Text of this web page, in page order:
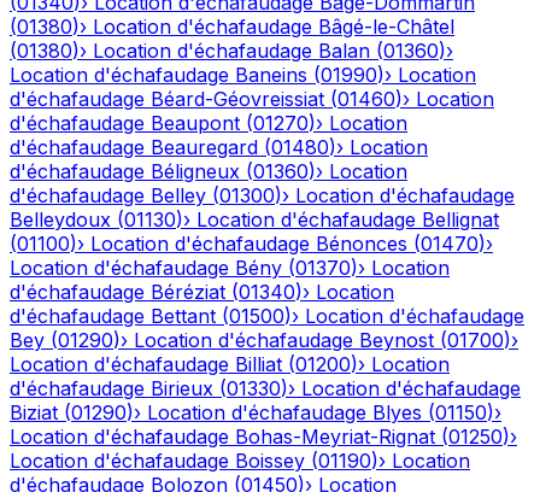
(01380)› Location d'échafaudage Bâgé-le-Châtel
(01380)› Location d'échafaudage Balan (01360)›
Location d'échafaudage Baneins (01990)› Location
d'échafaudage Béard-Géovreissiat (01460)› Location
d'échafaudage Beaupont (01270)› Location
d'échafaudage Beauregard (01480)› Location
d'échafaudage Béligneux (01360)› Location
d'échafaudage Belley (01300)› Location d'échafaudage
Belleydoux (01130)› Location d'échafaudage Bellignat
(01100)› Location d'échafaudage Bénonces (01470)›
Location d'échafaudage Bény (01370)› Location
d'échafaudage Béréziat (01340)› Location
d'échafaudage Bettant (01500)› Location d'échafaudage
Bey (01290)› Location d'échafaudage Beynost (01700)›
Location d'échafaudage Billiat (01200)› Location
d'échafaudage Birieux (01330)› Location d'échafaudage
Biziat (01290)› Location d'échafaudage Blyes (01150)›
Location d'échafaudage Bohas-Meyriat-Rignat (01250)›
Location d'échafaudage Boissey (01190)› Location
d'échafaudage Bolozon (01450)› Location